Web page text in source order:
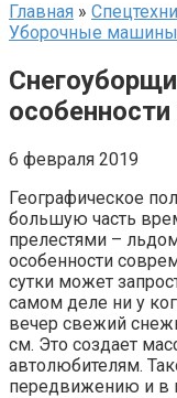
Главная »
Уборочные машины
особенности
6 февраля 2019
Географическое
большую часть
прелестями –
особенности
сутки может
самом деле ни у
вечер свежий
см. Это создает
автолюбителям.
передвижению и в